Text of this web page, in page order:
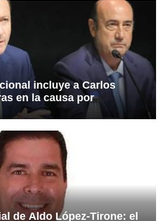
incluye a Carlos
en la causa por
en el rescate de
Reunidos
de Aldo López-Tirone: el